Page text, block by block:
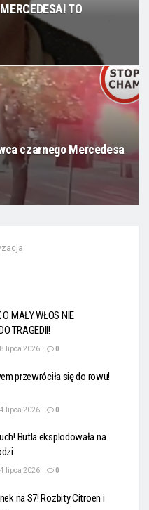
TO
czarnego Mercedesa
MAŁY WŁOS NIE
TRAGEDII!
lipca 2026 0
przewróciła się do rowu!
lipca 2026 0
Butla eksplodowała na
lipca 2026 0
na S7! Rozbity Citroen i